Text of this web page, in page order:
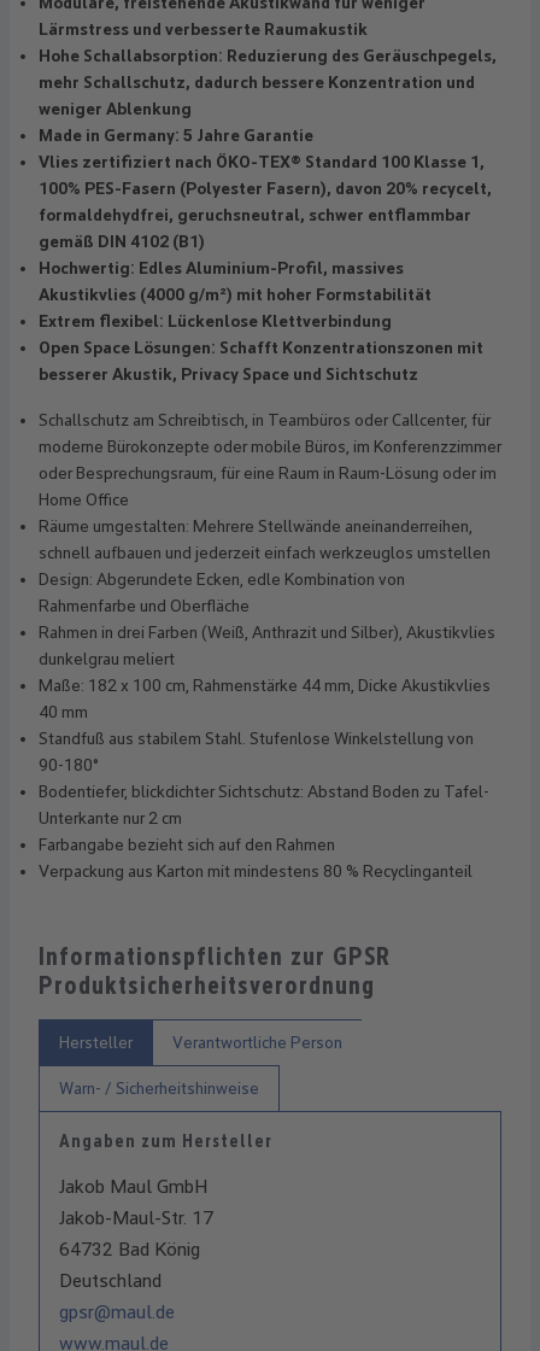
Lärmstress und verbesserte Raumakustik
Hohe Schallabsorption: Reduzierung des Geräuschpegels,
mehr Schallschutz, dadurch bessere Konzentration und
weniger Ablenkung
Made in Germany: 5 Jahre Garantie
Vlies zertifiziert nach ÖKO-TEX® Standard 100 Klasse 1,
100% PES-Fasern (Polyester Fasern), davon 20% recycelt,
formaldehydfrei, geruchsneutral, schwer entflammbar
gemäß DIN 4102 (B1)
Hochwertig: Edles Aluminium-Profil, massives
Akustikvlies (4000 g/m²) mit hoher Formstabilität
Extrem flexibel: Lückenlose Klettverbindung
Open Space Lösungen: Schafft Konzentrationszonen mit
besserer Akustik, Privacy Space und Sichtschutz
Schallschutz am Schreibtisch, in Teambüros oder Callcenter, für
moderne Bürokonzepte oder mobile Büros, im Konferenzzimmer
oder Besprechungsraum, für eine Raum in Raum-Lösung oder im
Home Office
Räume umgestalten: Mehrere Stellwände aneinanderreihen,
schnell aufbauen und jederzeit einfach werkzeuglos umstellen
Design: Abgerundete Ecken, edle Kombination von
Rahmenfarbe und Oberfläche
Rahmen in drei Farben (Weiß, Anthrazit und Silber), Akustikvlies
dunkelgrau meliert
Maße: 182 x 100 cm, Rahmenstärke 44 mm, Dicke Akustikvlies
40 mm
Standfuß aus stabilem Stahl. Stufenlose Winkelstellung von
90-180°
Bodentiefer, blickdichter Sichtschutz: Abstand Boden zu Tafel-
Unterkante nur 2 cm
Farbangabe bezieht sich auf den Rahmen
Verpackung aus Karton mit mindestens 80 % Recyclinganteil
Informationspflichten zur GPSR
Produktsicherheitsverordnung
Hersteller Verantwortliche Person
Warn- / Sicherheitshinweise
Angaben zum Hersteller
Jakob Maul GmbH
Jakob-Maul-Str. 17
64732 Bad König
Deutschland
gpsr@maul.de
www.maul.de